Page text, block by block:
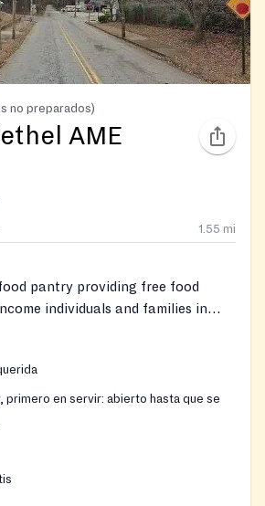
no preparados)
AME
1.55 mi
pantry providing free food
individuals and families in
Services are provided on-site; no
is part of the Greater Bethel AME
by Pastor Steven Ward.
primero en servir: abierto hasta que se